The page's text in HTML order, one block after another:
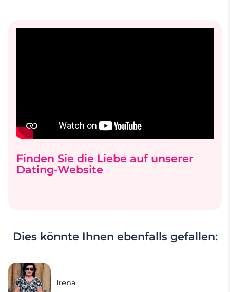
Finden Sie die Liebe auf unserer
Dating-Website
Dies könnte Ihnen ebenfalls gefallen:
Irena